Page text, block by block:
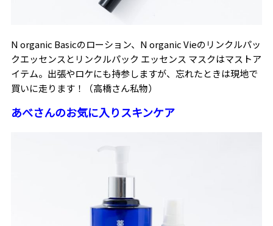
N organic Basicのローション、 N organic Vieのリンクルパッ
クエッセンスとリンクルパック エッセンス マスクはマストア
イテム。出張やロケにも持参しますが、忘れたときは現地で
買いに走ります！（高橋さん私物）
あべさんのお気に入りスキンケア